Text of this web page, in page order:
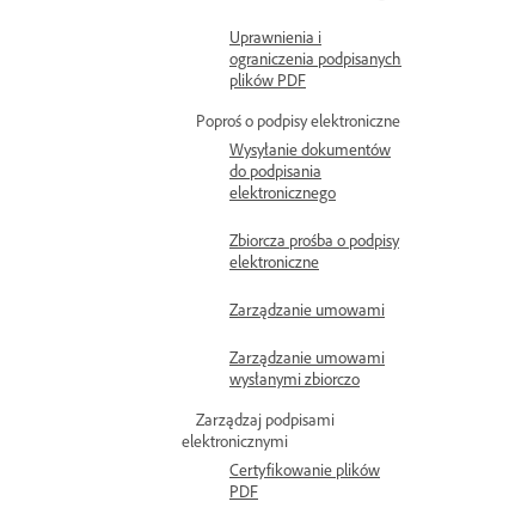
Uprawnienia i
ograniczenia podpisanych
plików PDF
Poproś o podpisy elektroniczne
Wysyłanie dokumentów
do podpisania
elektronicznego
Zbiorcza prośba o podpisy
elektroniczne
Zarządzanie umowami
Zarządzanie umowami
wysłanymi zbiorczo
Zarządzaj podpisami
elektronicznymi
Certyfikowanie plików
PDF